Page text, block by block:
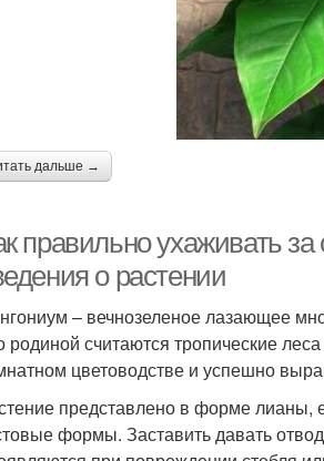
дальше →
правильно ухаживать
о растении
– вечнозеленое лазающее
родиной считаются тропические
цветоводстве и успешно
представлено в форме лианы,
формы. Заставить давать